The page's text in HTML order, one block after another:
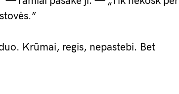
Krūmai, regis, nepastebi. Bet